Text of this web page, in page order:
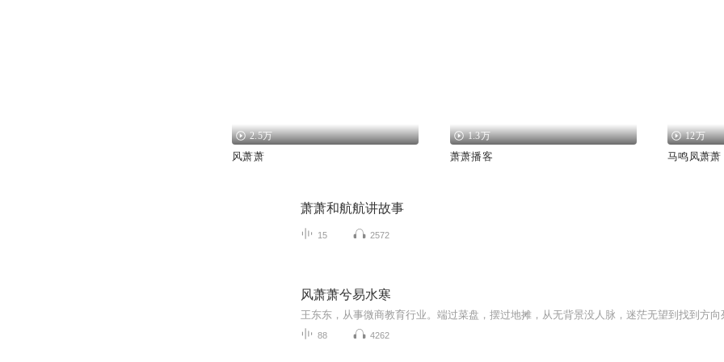
2.5万
风萧萧
1.3万
萧萧播客
12万
马鸣凤萧萧
萧萧和航航讲故事
15 2572
风萧萧兮易水寒
88 4262